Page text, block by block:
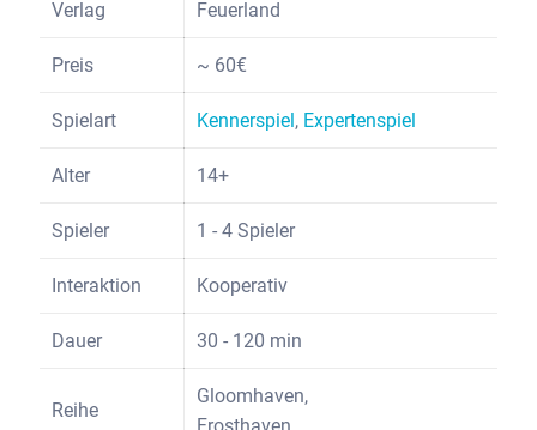
Verlag Feuerland
Preis ~ 60€
Spielart Kennerspiel , Expertenspiel
Alter 14+
Spieler 1 - 4 Spieler
Interaktion Kooperativ
Dauer 30 - 120 min
Reihe
Gloomhaven,